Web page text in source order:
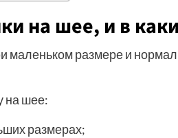
на шее, и в
размере и
на шее:
размерах;